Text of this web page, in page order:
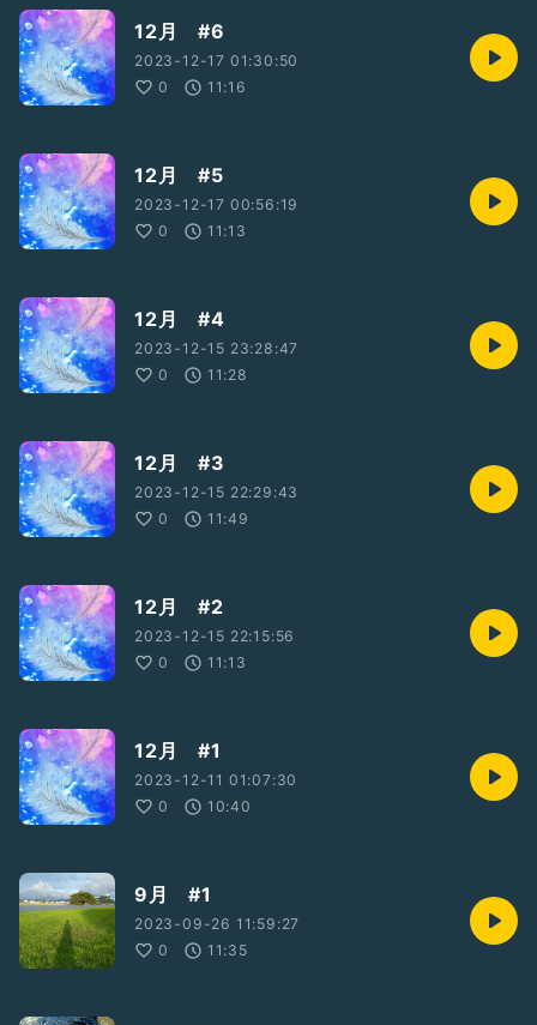
12月 #6
2023-12-17 01:30:50
0
11:16
12月 #5
2023-12-17 00:56:19
0
11:13
12月 #4
2023-12-15 23:28:47
0
11:28
12月 #3
2023-12-15 22:29:43
0
11:49
12月 #2
2023-12-15 22:15:56
0
11:13
12月 #1
2023-12-11 01:07:30
0
10:40
9月 #1
2023-09-26 11:59:27
0
11:35